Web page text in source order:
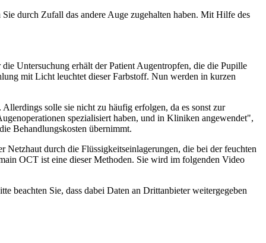
durch Zufall das andere Auge zugehalten haben. Mit Hilfe des
Untersuchung erhält der Patient Augentropfen, die die Pupille
mit Licht leuchtet dieser Farbstoff. Nun werden in kurzen
solle sie nicht zu häufig erfolgen, da es sonst zur
spezialisiert haben, und in Kliniken angewendet",
Behandlungskosten übernimmt.
Netzhaut durch die Flüssigkeitseinlagerungen, die bei der feuchten
OCT ist eine dieser Methoden. Sie wird im folgenden Video
beachten Sie, dass dabei Daten an Drittanbieter weitergegeben